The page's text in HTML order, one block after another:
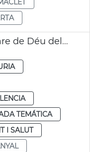
Remodelación Jardín Mare de Déu del Castell
TEMÁTICA
I SALUT